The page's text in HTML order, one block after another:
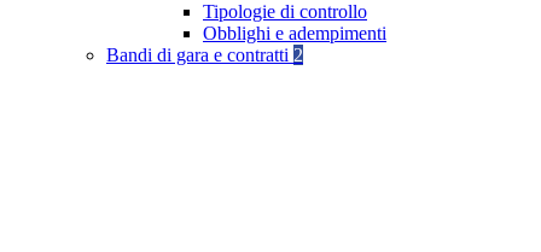
Tipologie di controllo
Obblighi e adempimenti
Bandi di gara e contratti 2